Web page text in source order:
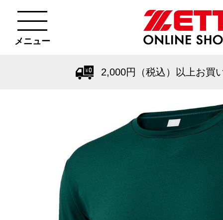
メニュー
2,000円（税込）以上お買